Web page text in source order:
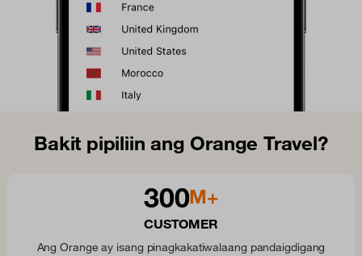
Bakit pipiliin ang Orange Travel?
300M+
CUSTOMER
Ang Orange ay isang pinagkakatiwalaang pandaigdigang